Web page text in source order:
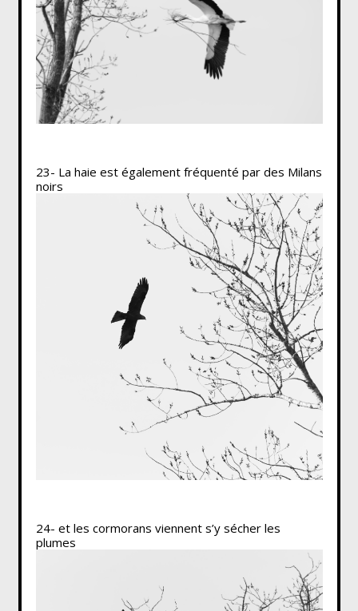
23- La haie est également fréquenté par des Milans
noirs
24- et les cormorans viennent s’y sécher les
plumes